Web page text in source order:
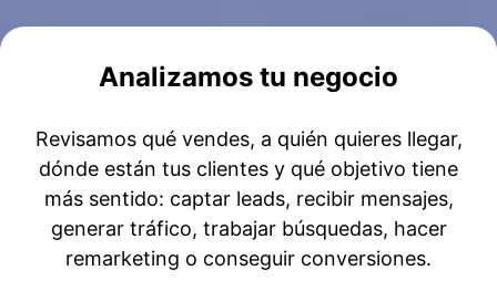
Analizamos tu negocio
Revisamos qué vendes, a quién quieres llegar,
dónde están tus clientes y qué objetivo tiene
más sentido: captar leads, recibir mensajes,
generar tráfico, trabajar búsquedas, hacer
remarketing o conseguir conversiones.